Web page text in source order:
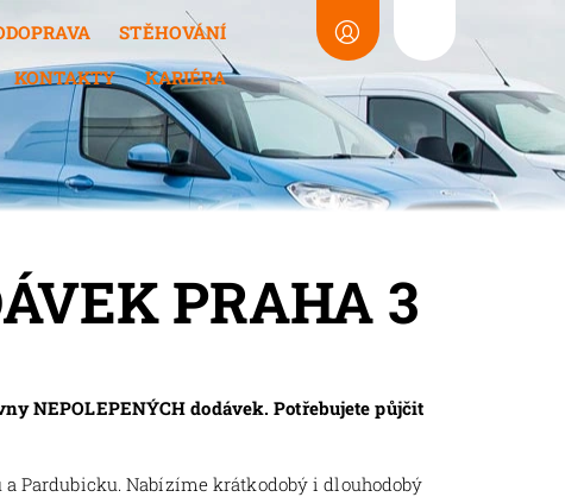
STĚHOVÁNÍ
KONTAKTY KARIÉRA
PRAHA 3
NEPOLEPENÝCH dodávek. Potřebujete půjčit
Pardubicku. Nabízíme krátkodobý i dlouhodobý